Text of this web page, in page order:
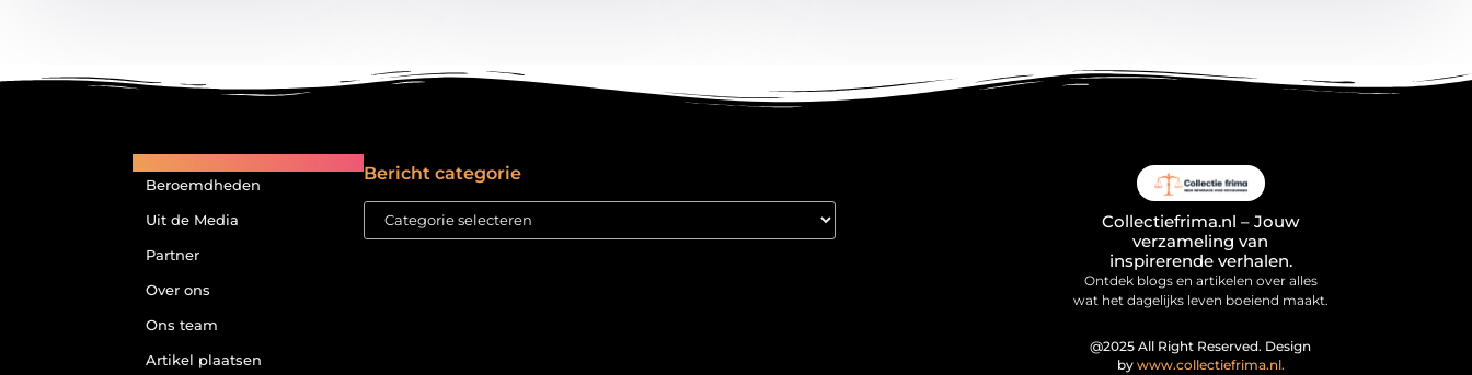
Beroemdheden
Uit de Media
Partner
Over ons
Ons team
Artikel plaatsen
Bericht categorie
Collectiefrima.nl – Jouw
verzameling van
inspirerende verhalen.
Ontdek blogs en artikelen over alles
wat het dagelijks leven boeiend maakt.
@2025 All Right Reserved. Design
by www.collectiefrima.nl.